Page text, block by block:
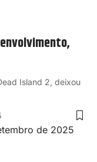
Island 2, deixou